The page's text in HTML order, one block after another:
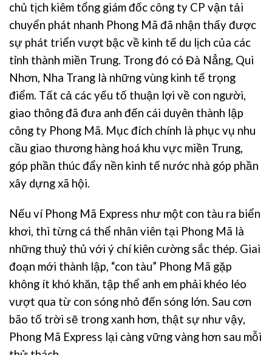
chủ tịch kiêm tổng giám đốc công ty CP vận tải
chuyển phát nhanh Phong Mã đã nhận thấy được
sự phát triển vượt bậc về kinh tế du lịch của các
tỉnh thành miền Trung. Trong đó có Đà Nẳng, Qui
Nhơn, Nha Trang là những vùng kinh tế trọng
điểm. Tất cả các yếu tố thuận lợi về con người,
giao thông đã đưa anh đến cái duyên thành lập
công ty Phong Mã. Mục đích chính là phục vụ nhu
cầu giao thương hàng hoá khu vực miền Trung,
góp phần thúc đẩy nền kinh tế nước nhà góp phần
xây dựng xã hội.
Nếu ví Phong Mã Express như một con tàu ra biển
khơi, thì từng cá thể nhân viên tại Phong Mã là
những thuỷ thủ với ý chí kiên cường sắc thép. Giai
đoạn mới thành lập, “con tàu” Phong Mã gặp
không ít khó khăn, tập thể anh em phải khéo léo
vượt qua từ con sóng nhỏ đến sóng lớn. Sau cơn
bão tố trời sẽ trong xanh hơn, thật sự như vậy,
Phong Mã Express lại càng vững vàng hơn sau mỗi